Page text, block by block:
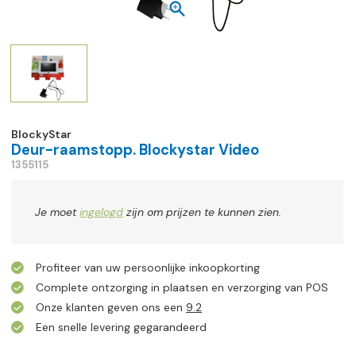
BlockyStar
Deur-raamstopp. Blockystar Video
1355115
Je moetingelogd zijn om prijzen te kunnen zien.
Profiteer van uw persoonlijke inkoopkorting
Complete ontzorging in plaatsen en verzorging van POS
Onze klanten geven ons een 9.2
Een snelle levering gegarandeerd